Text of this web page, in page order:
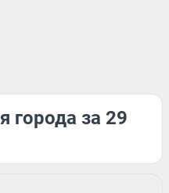
города за 29